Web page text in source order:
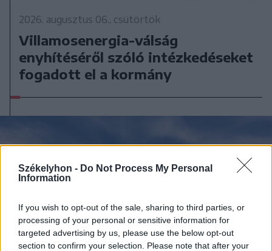
Székelyhon - Do Not Process My Personal
Information
If you wish to opt-out of the sale, sharing to third parties, or
processing of your personal or sensitive information for
targeted advertising by us, please use the below opt-out
section to confirm your selection. Please note that after your
2026. augusztus 06., csütörtök
Villamosenergia-válság
enyhítéséről szóló intézkedéseket
fogadott el a kormány